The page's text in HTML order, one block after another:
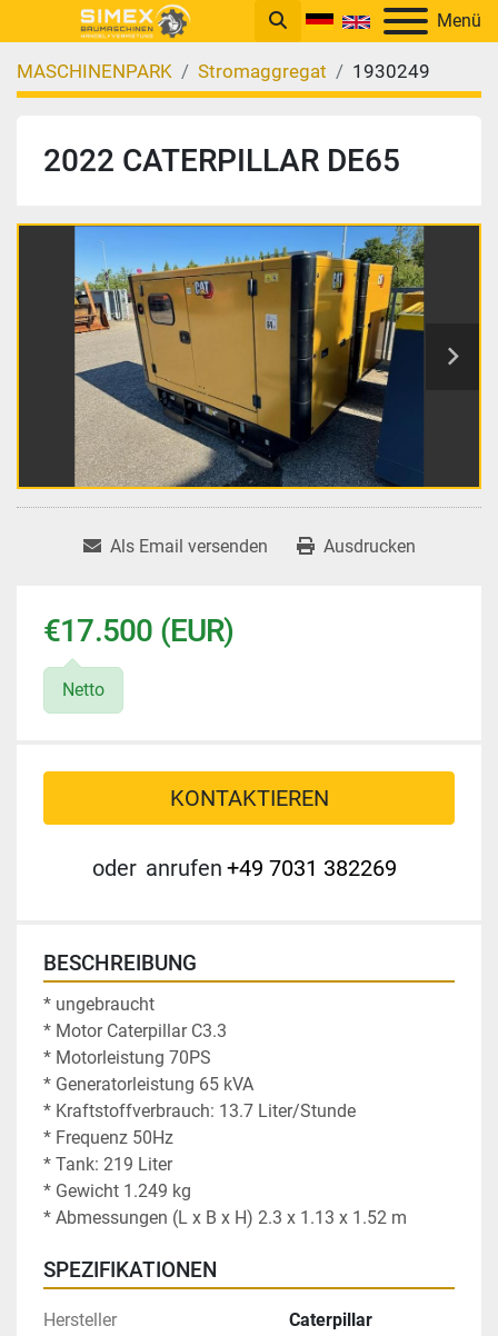
Menü
MASCHINENPARK Stromaggregat 1930249
2022 CATERPILLAR DE65
Als Email versenden Ausdrucken
€17.500 (EUR)
Netto
KONTAKTIEREN
oder anrufen +49 7031 382269
BESCHREIBUNG
* ungebraucht
* Motor Caterpillar C3.3
* Motorleistung 70PS
* Generatorleistung 65 kVA
* Kraftstoffverbrauch: 13.7 Liter/Stunde
* Frequenz 50Hz
* Tank: 219 Liter
* Gewicht 1.249 kg
* Abmessungen (L x B x H) 2.3 x 1.13 x 1.52 m
SPEZIFIKATIONEN
Hersteller Caterpillar